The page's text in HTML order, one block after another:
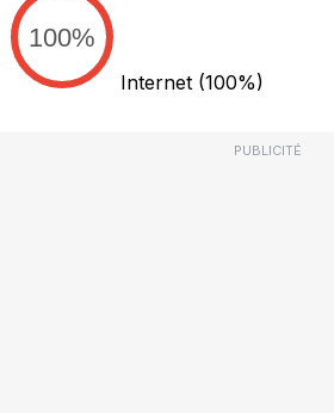
100%
Internet (100%)
PUBLICITÉ